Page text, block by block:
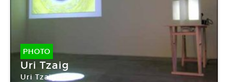
PHOTO
Uri Tzaig
Uri Tzaig